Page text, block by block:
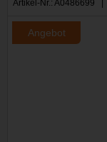
Artikel-Nr.: A0486699 |
Angebot